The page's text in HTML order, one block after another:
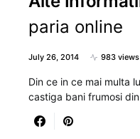
paria online
July 26, 2014 983 views
Din ce in ce mai multa
castiga bani frumosi